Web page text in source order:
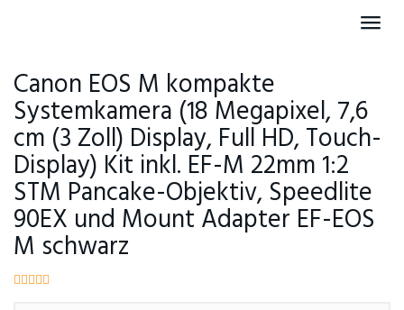
Canon EOS M kompakte
Systemkamera (18 Megapixel, 7,6
cm (3 Zoll) Display, Full HD, Touch-
Display) Kit inkl. EF-M 22mm 1:2
STM Pancake-Objektiv, Speedlite
90EX und Mount Adapter EF-EOS
M schwarz